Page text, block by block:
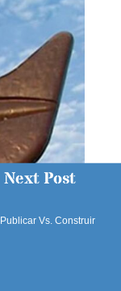
Next Post
Publicar Vs. Construir